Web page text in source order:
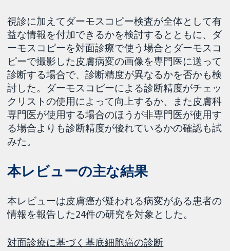
視診に加えてダーモスコピー検査が全体として有
益な情報を付加できるかを検討するとともに、ダ
ーモスコピーを対面診療で使う場合とダーモスコ
ピーで撮影した皮膚病変の画像を専門医に送って
診断する場合で、診断精度が異なるかを否かも検
討した。ダーモスコピーによる診断精度がチェッ
クリストの使用によって向上するか、また皮膚科
専門医が使用する場合のほうが非専門医が使用す
る場合よりも診断精度が優れているかの確認も試
みた。
本レビューの主な結果
本レビューは皮膚癌が疑われる病変がある患者の
情報を報告した24件の研究を対象とした。
対面診療に基づく基底細胞癌の診断